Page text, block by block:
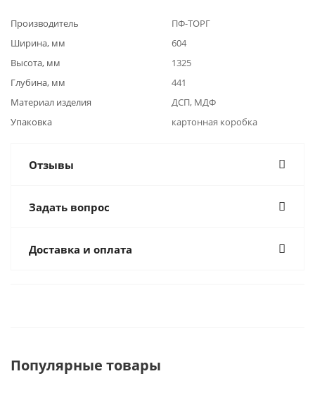
Производитель
ПФ-ТОРГ
Ширина, мм
604
Высота, мм
1325
Глубина, мм
441
Материал изделия
ДСП, МДФ
Упаковка
картонная коробка
Отзывы
Задать вопрос
Доставка и оплата
Популярные товары